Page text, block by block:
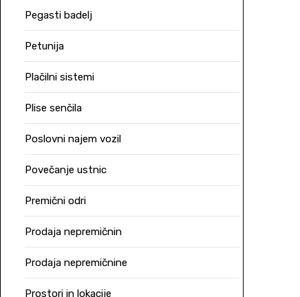
Pegasti badelj
Petunija
Plačilni sistemi
Plise senčila
Poslovni najem vozil
Povečanje ustnic
Premični odri
Prodaja nepremičnin
Prodaja nepremičnine
Prostori in lokacije